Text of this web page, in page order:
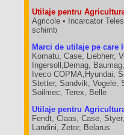
Utilaje pentru
Agricole • Incarcator
schimb
Marci de utilaje pe care
Komatu, Case, Liebherr,
Ingersoll,Demag,
Iveco COPMA,Hyundai,
Stetter, Sandvik, Vogele,
Soilmec, Terex, Belle
Utilaje pentru
Fendt, Claas, Case,
Landini, Zetor, Belarus